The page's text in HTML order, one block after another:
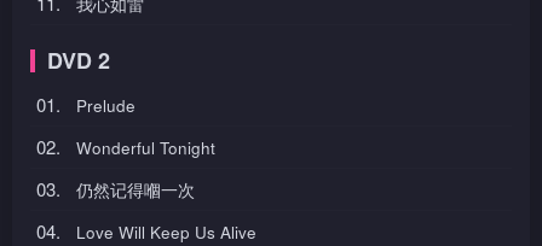
DVD 2
01. Prelude
02. Wonderful Tonight
03. 仍然记得嗰一次
04. Love Will Keep Us Alive